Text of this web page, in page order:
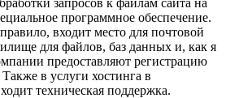
программное обеспечение.
входит место для почтовой
для файлов, баз данных и, как я
предоставляют регистрацию
в услуги хостинга в
техническая поддержка.